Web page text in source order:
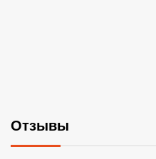
Отзывы